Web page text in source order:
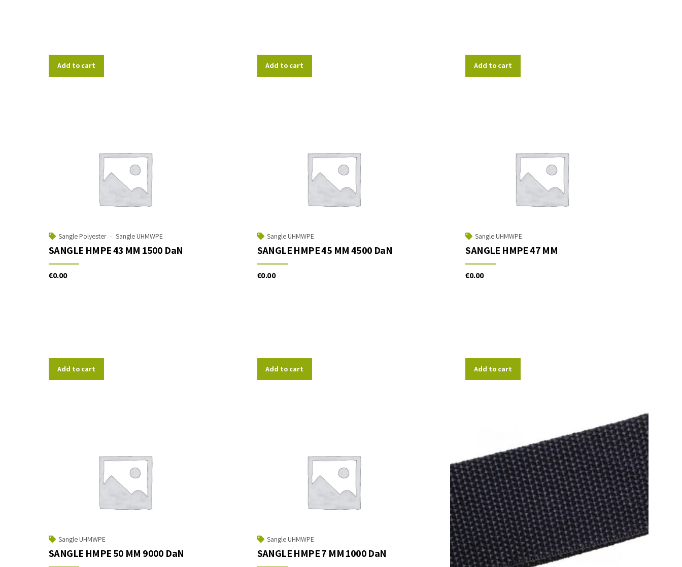
Add to cart Add to cart Add to cart
Sangle Polyester Sangle UHMWPE
SANGLE HMPE 43 MM 1500 DaN
€0.00
Add to cart
Sangle UHMWPE
SANGLE HMPE 45 MM 4500 DaN
€0.00
Add to cart
Sangle UHMWPE
SANGLE HMPE 47 MM
€0.00
Add to cart
Sangle UHMWPE
SANGLE HMPE 50 MM 9000 DaN
Sangle UHMWPE
SANGLE HMPE 7 MM 1000 DaN